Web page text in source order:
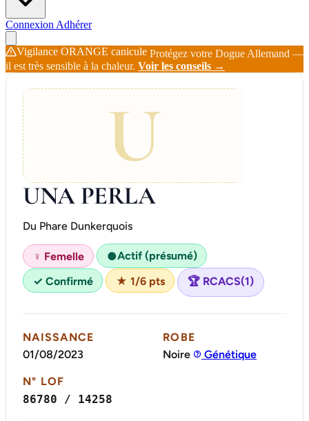
Connexion Adhérer
Vigilance ORANGE canicule Protégez votre Dogue Allemand —
il est très sensible à la chaleur. Voir les conseils →
U
UNA PERLA
Du Phare Dunkerquois
♀ Femelle ●Actif (présumé)
✓ Confirmé
★ 1/6 pts 🏆 RCACS(1)
NAISSANCE
01/08/2023
ROBE
Noire
Génétique
N° LOF
86780 / 14258